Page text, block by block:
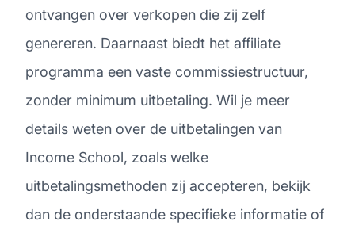
ontvangen over verkopen die zij zelf
genereren. Daarnaast biedt het affiliate
programma een vaste commissiestructuur,
zonder minimum uitbetaling. Wil je meer
details weten over de uitbetalingen van
Income School, zoals welke
uitbetalingsmethoden zij accepteren, bekijk
dan de onderstaande specifieke informatie of